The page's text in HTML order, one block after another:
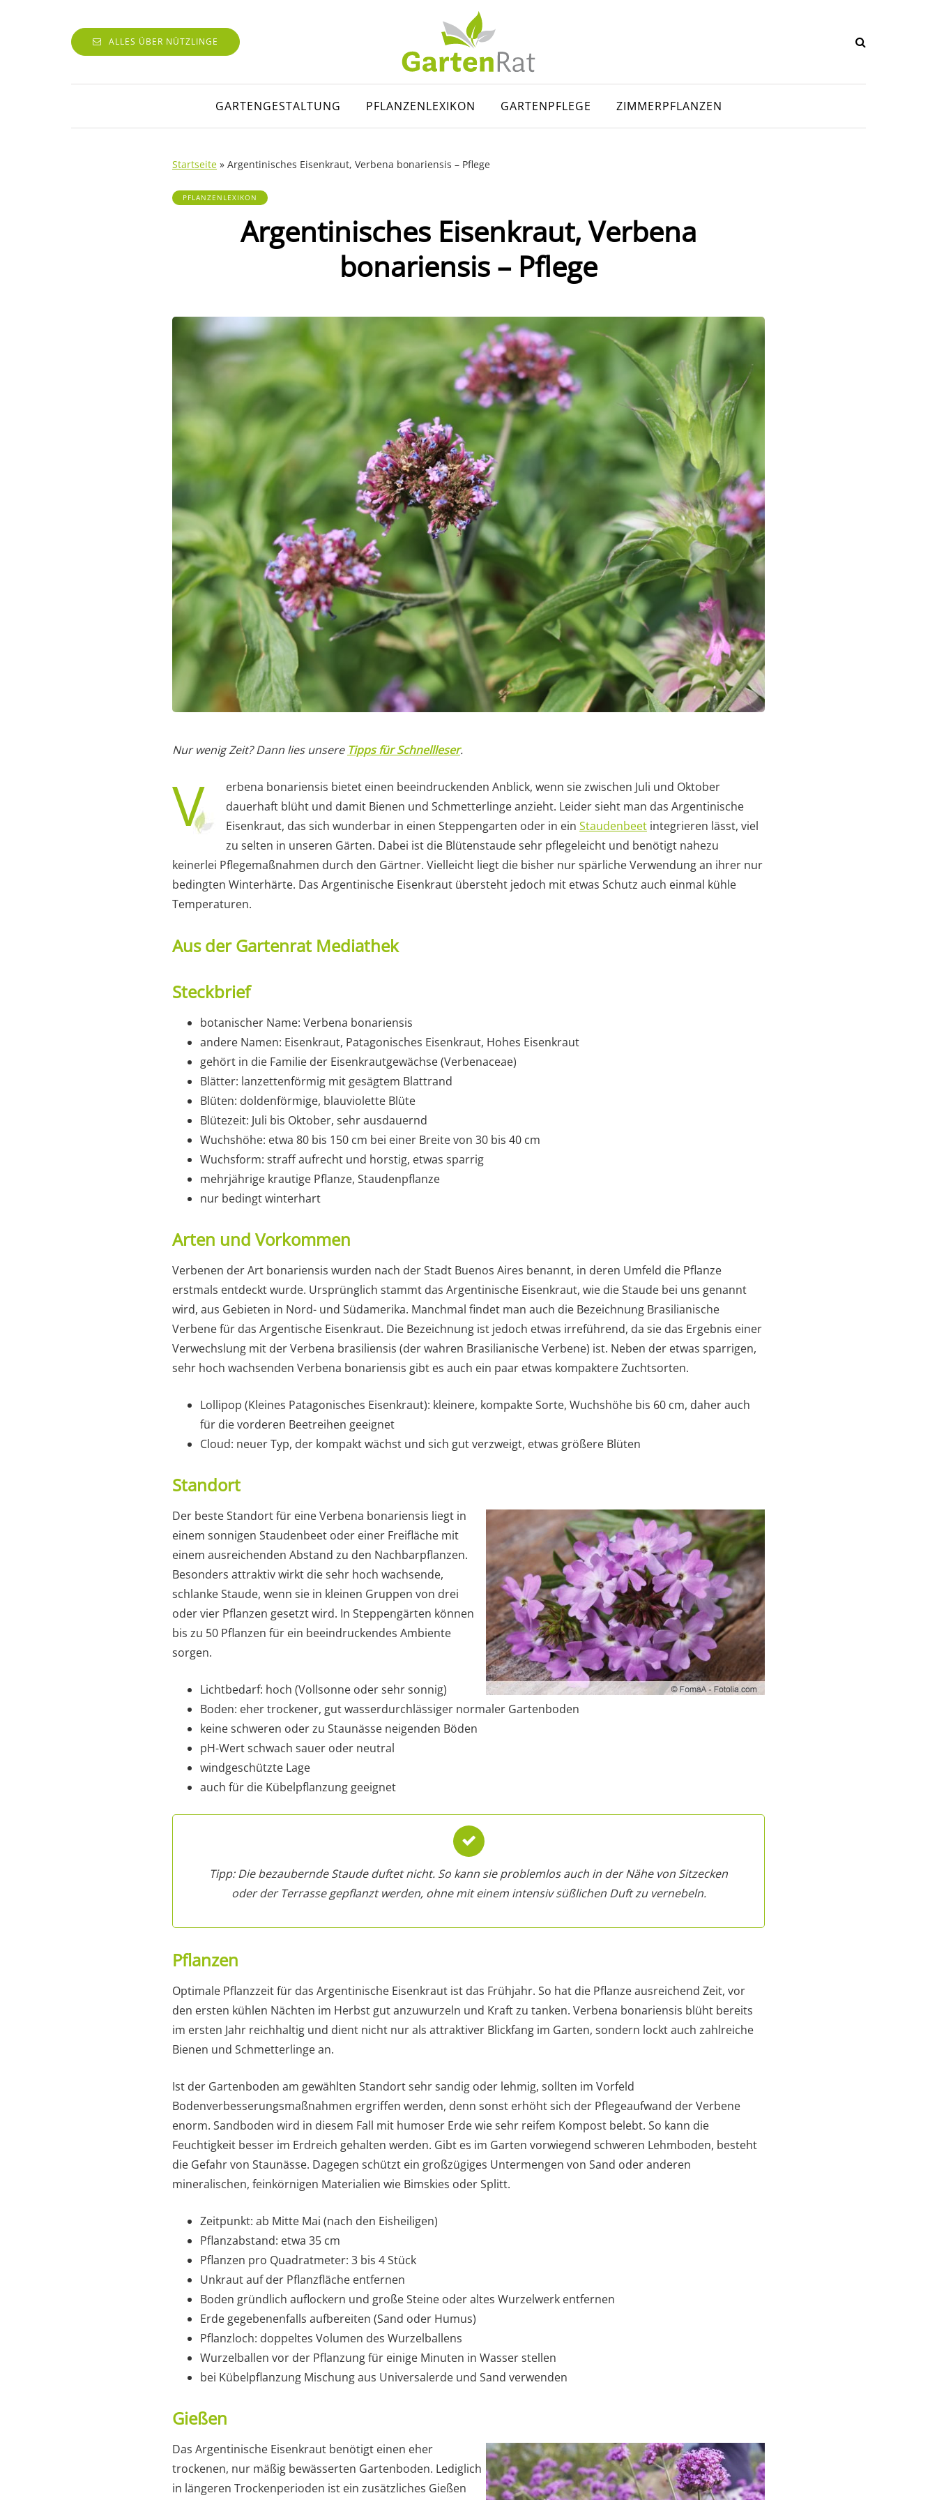
ALLES ÜBER NÜTZLINGE
GARTENGESTALTUNG PFLANZENLEXIKON GARTENPFLEGE ZIMMERPFLANZEN
Startseite » Argentinisches Eisenkraut, Verbena bonariensis – Pflege
PFLANZENLEXIKON
Argentinisches Eisenkraut, Verbena
bonariensis – Pflege
Nur wenig Zeit? Dann lies unsere Tipps für Schnellleser.
V
erbena bonariensis bietet einen beeindruckenden Anblick, wenn sie zwischen Juli und Oktober
dauerhaft blüht und damit Bienen und Schmetterlinge anzieht. Leider sieht man das Argentinische
Eisenkraut, das sich wunderbar in einen Steppengarten oder in ein Staudenbeet integrieren lässt, viel
zu selten in unseren Gärten. Dabei ist die Blütenstaude sehr pflegeleicht und benötigt nahezu
keinerlei Pflegemaßnahmen durch den Gärtner. Vielleicht liegt die bisher nur spärliche Verwendung an ihrer nur
bedingten Winterhärte. Das Argentinische Eisenkraut übersteht jedoch mit etwas Schutz auch einmal kühle
Temperaturen.
Aus der Gartenrat Mediathek
Steckbrief
botanischer Name: Verbena bonariensis
andere Namen: Eisenkraut, Patagonisches Eisenkraut, Hohes Eisenkraut
gehört in die Familie der Eisenkrautgewächse (Verbenaceae)
Blätter: lanzettenförmig mit gesägtem Blattrand
Blüten: doldenförmige, blauviolette Blüte
Blütezeit: Juli bis Oktober, sehr ausdauernd
Wuchshöhe: etwa 80 bis 150 cm bei einer Breite von 30 bis 40 cm
Wuchsform: straff aufrecht und horstig, etwas sparrig
mehrjährige krautige Pflanze, Staudenpflanze
nur bedingt winterhart
Arten und Vorkommen
Verbenen der Art bonariensis wurden nach der Stadt Buenos Aires benannt, in deren Umfeld die Pflanze
erstmals entdeckt wurde. Ursprünglich stammt das Argentinische Eisenkraut, wie die Staude bei uns genannt
wird, aus Gebieten in Nord- und Südamerika. Manchmal findet man auch die Bezeichnung Brasilianische
Verbene für das Argentische Eisenkraut. Die Bezeichnung ist jedoch etwas irreführend, da sie das Ergebnis einer
Verwechslung mit der Verbena brasiliensis (der wahren Brasilianische Verbene) ist. Neben der etwas sparrigen,
sehr hoch wachsenden Verbena bonariensis gibt es auch ein paar etwas kompaktere Zuchtsorten.
Lollipop (Kleines Patagonisches Eisenkraut): kleinere, kompakte Sorte, Wuchshöhe bis 60 cm, daher auch
für die vorderen Beetreihen geeignet
Cloud: neuer Typ, der kompakt wächst und sich gut verzweigt, etwas größere Blüten
Standort
Der beste Standort für eine Verbena bonariensis liegt in
einem sonnigen Staudenbeet oder einer Freifläche mit
einem ausreichenden Abstand zu den Nachbarpflanzen.
Besonders attraktiv wirkt die sehr hoch wachsende,
schlanke Staude, wenn sie in kleinen Gruppen von drei
oder vier Pflanzen gesetzt wird. In Steppengärten können
bis zu 50 Pflanzen für ein beeindruckendes Ambiente
sorgen.
Lichtbedarf: hoch (Vollsonne oder sehr sonnig)
Boden: eher trockener, gut wasserdurchlässiger normaler Gartenboden
keine schweren oder zu Staunässe neigenden Böden
pH-Wert schwach sauer oder neutral
windgeschützte Lage
auch für die Kübelpflanzung geeignet
Tipp: Die bezaubernde Staude duftet nicht. So kann sie problemlos auch in der Nähe von Sitzecken
oder der Terrasse gepflanzt werden, ohne mit einem intensiv süßlichen Duft zu vernebeln.
Pflanzen
Optimale Pflanzzeit für das Argentinische Eisenkraut ist das Frühjahr. So hat die Pflanze ausreichend Zeit, vor
den ersten kühlen Nächten im Herbst gut anzuwurzeln und Kraft zu tanken. Verbena bonariensis blüht bereits
im ersten Jahr reichhaltig und dient nicht nur als attraktiver Blickfang im Garten, sondern lockt auch zahlreiche
Bienen und Schmetterlinge an.
Ist der Gartenboden am gewählten Standort sehr sandig oder lehmig, sollten im Vorfeld
Bodenverbesserungsmaßnahmen ergriffen werden, denn sonst erhöht sich der Pflegeaufwand der Verbene
enorm. Sandboden wird in diesem Fall mit humoser Erde wie sehr reifem Kompost belebt. So kann die
Feuchtigkeit besser im Erdreich gehalten werden. Gibt es im Garten vorwiegend schweren Lehmboden, besteht
die Gefahr von Staunässe. Dagegen schützt ein großzügiges Untermengen von Sand oder anderen
mineralischen, feinkörnigen Materialien wie Bimskies oder Splitt.
Zeitpunkt: ab Mitte Mai (nach den Eisheiligen)
Pflanzabstand: etwa 35 cm
Pflanzen pro Quadratmeter: 3 bis 4 Stück
Unkraut auf der Pflanzfläche entfernen
Boden gründlich auflockern und große Steine oder altes Wurzelwerk entfernen
Erde gegebenenfalls aufbereiten (Sand oder Humus)
Pflanzloch: doppeltes Volumen des Wurzelballens
Wurzelballen vor der Pflanzung für einige Minuten in Wasser stellen
bei Kübelpflanzung Mischung aus Universalerde und Sand verwenden
Gießen
Das Argentinische Eisenkraut benötigt einen eher
trockenen, nur mäßig bewässerten Gartenboden. Lediglich
in längeren Trockenperioden ist ein zusätzliches Gießen